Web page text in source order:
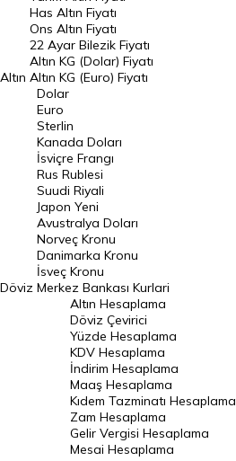
Döviz Kuru
Dolar Kuru
Euro Kuru
Pound Kuru
Frank Kuru
Riyal Kuru
Avustralya Doları
Danimarka Kronu Kuru
Kanada Doları Kuru
Norveç Kronu Kuru
İsveç Kronu Kuru
Japon Yeni Kuru
Serbest Piyasa Döviz Kurları
Merkez Bankası Döviz Kurları
Altın
Has Altın Fiyatı
Ons Altın Fiyatı
22 Ayar Bilezik Fiyatı
Altın KG (Dolar) Fiyatı
Altın KG (Euro) Fiyatı
Döviz
Dolar
Euro
Sterlin
Kanada Doları
İsviçre Frangı
Rus Rublesi
Suudi Riyali
Japon Yeni
Avustralya Doları
Norveç Kronu
Danimarka Kronu
İsveç Kronu
Merkez Bankası Kurlari
Altın Hesaplama
Döviz Çevirici
Yüzde Hesaplama
KDV Hesaplama
İndirim Hesaplama
Maaş Hesaplama
Kıdem Tazminatı Hesaplama
Zam Hesaplama
Gelir Vergisi Hesaplama
Mesai Hesaplama